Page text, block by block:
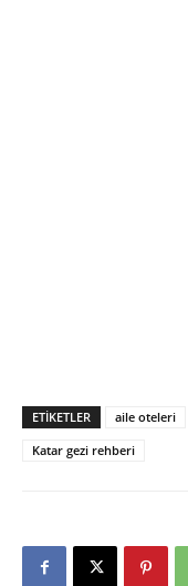
ETIKETLER aile oteleri
Katar gezi rehberi